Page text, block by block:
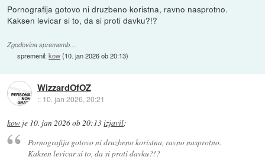
Pornografija gotovo ni druzbeno koristna, ravno nasprotno.
Kaksen levicar si to, da si proti davku?!?
Zgodovina sprememb…
spremenil:kow(10. jan 2026 ob 20:13)
WizzardOfOZ
:: 10. jan 2026, 20:21
kow je 10. jan 2026 ob 20:13izjavil:
Pornografija gotovo ni druzbeno koristna, ravno nasprotno.
Kaksen levicar si to, da si proti davku?!?